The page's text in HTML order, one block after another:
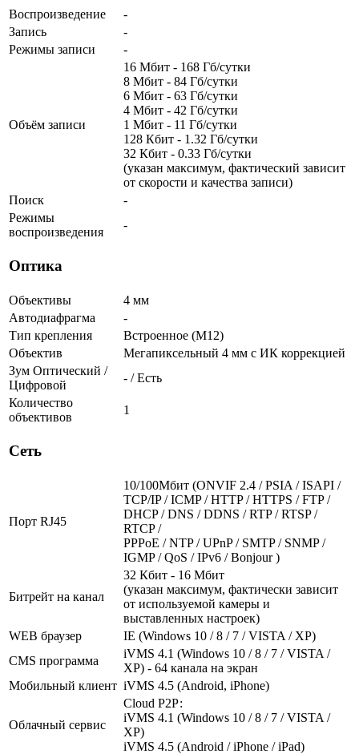
Воспроизведение
-
Запись
-
Режимы записи
-
Объём записи
16 Мбит - 168 Гб/сутки
8 Мбит - 84 Гб/сутки
6 Мбит - 63 Гб/сутки
4 Мбит - 42 Гб/сутки
1 Мбит - 11 Гб/сутки
128 Кбит - 1.32 Гб/сутки
32 Кбит - 0.33 Гб/сутки
(указан максимум, фактический зависит
от скорости и качества записи)
Поиск
-
Режимы
воспроизведения
-
Оптика
Объективы
4 мм
Автодиафрагма
-
Тип крепления
Встроенное (М12)
Объектив
Мегапиксельный 4 мм c ИК коррекцией
Зум Оптический /
Цифровой
- / Есть
Количество
объективов
1
Сеть
Порт RJ45
10/100Мбит (ONVIF 2.4 / PSIA / ISAPI /
TCP/IP / ICMP / HTTP / HTTPS / FTP /
DHCP / DNS / DDNS / RTP / RTSP /
RTCP /
PPPoE / NTP / UPnP / SMTP / SNMP /
IGMP / QoS / IPv6 / Bonjour )
Битрейт на канал
32 Кбит - 16 Мбит
(указан максимум, фактически зависит
от используемой камеры и
выставленных настроек)
WEB браузер
IE (Windows 10 / 8 / 7 / VISTA / XP)
CMS программа
iVMS 4.1 (Windows 10 / 8 / 7 / VISTA /
XP) - 64 канала на экран
Мобильный клиент iVMS 4.5 (Android, iPhone)
Облачный сервис
Cloud Р2Р:
iVMS 4.1 (Windows 10 / 8 / 7 / VISTA /
XP)
iVMS 4.5 (Android / iPhone / iPad)